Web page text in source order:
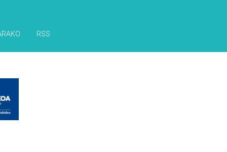
RSS